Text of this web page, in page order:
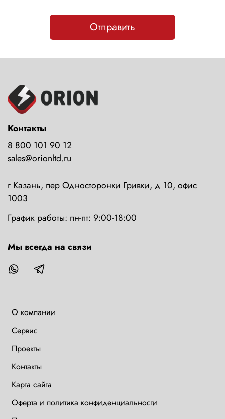
Отправить
О компании
Сервис
Проекты
Контакты
Карта сайта
Оферта и политика конфиденциальности
Контакты
8 800 101 90 12
sales@orionltd.ru
г Казань, пер Односторонки Гривки, д 10, офис
1003
График работы: пн-пт: 9:00-18:00
Мы всегда на связи